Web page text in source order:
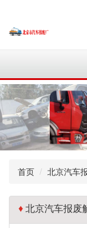
首页 北京汽车
♦北京汽车报废